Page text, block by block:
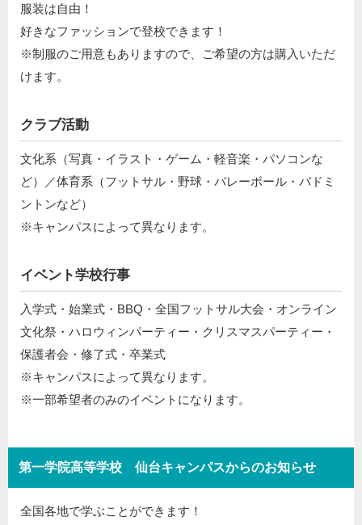
服装は自由！
好きなファッションで登校できます！
※制服のご用意もありますので、ご希望の方は購入いただ
けます。
クラブ活動
文化系（写真・イラスト・ゲーム・軽音楽・パソコンな
ど）／体育系（フットサル・野球・バレーボール・バドミ
ントンなど）
※キャンパスによって異なります。
イベント学校行事
入学式・始業式・BBQ・全国フットサル大会・オンライン
文化祭・ハロウィンパーティー・クリスマスパーティー・
保護者会・修了式・卒業式
※キャンパスによって異なります。
※一部希望者のみのイベントになります。
第一学院高等学校 仙台キャンパスからのお知らせ
全国各地で学ぶことができます！